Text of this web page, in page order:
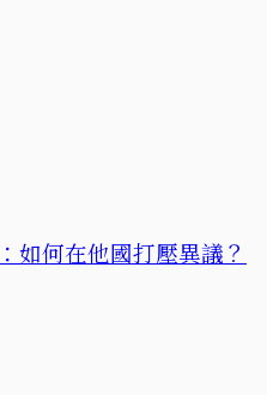
如何在他國打壓異議？